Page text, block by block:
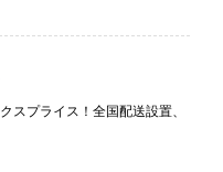
スプライス！全国配送設置、